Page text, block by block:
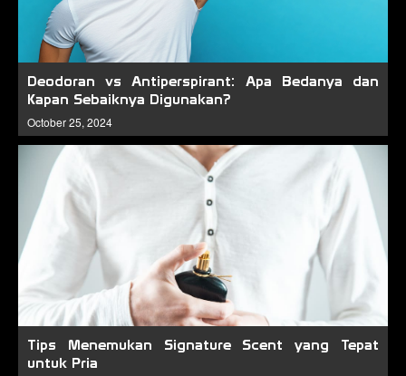
Deodoran vs Antiperspirant: Apa Bedanya dan
Kapan Sebaiknya Digunakan?
October 25, 2024
Tips Menemukan Signature Scent yang Tepat
untuk Pria